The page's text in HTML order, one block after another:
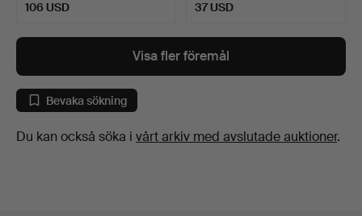
106 USD 37 USD
Visa fler föremål
Bevaka sökning
Du kan också söka i vårt arkiv med avslutade auktioner.